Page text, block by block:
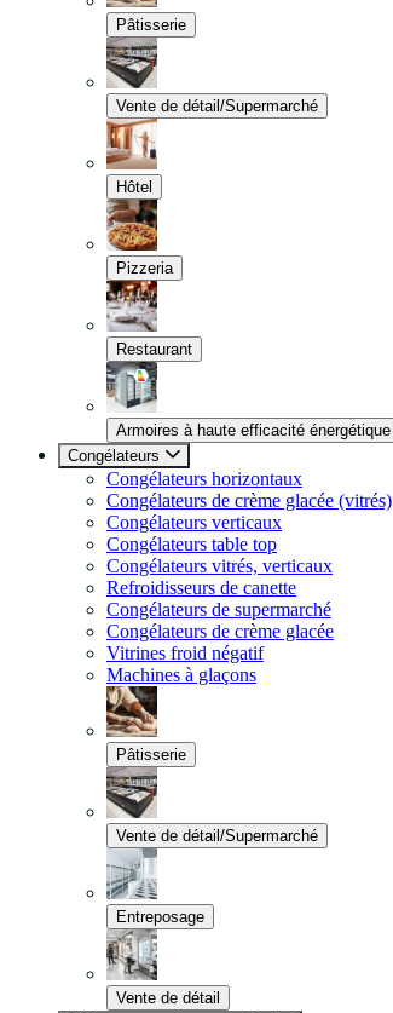
Pâtisserie
Vente de détail/Supermarché
Hôtel
Pizzeria
Restaurant
Armoires à haute efficacité énergétique
Congélateurs
Congélateurs horizontaux
Congélateurs de crème glacée (vitrés)
Congélateurs verticaux
Congélateurs table top
Congélateurs vitrés, verticaux
Refroidisseurs de canette
Congélateurs de supermarché
Congélateurs de crème glacée
Vitrines froid négatif
Machines à glaçons
Pâtisserie
Vente de détail/Supermarché
Entreposage
Vente de détail